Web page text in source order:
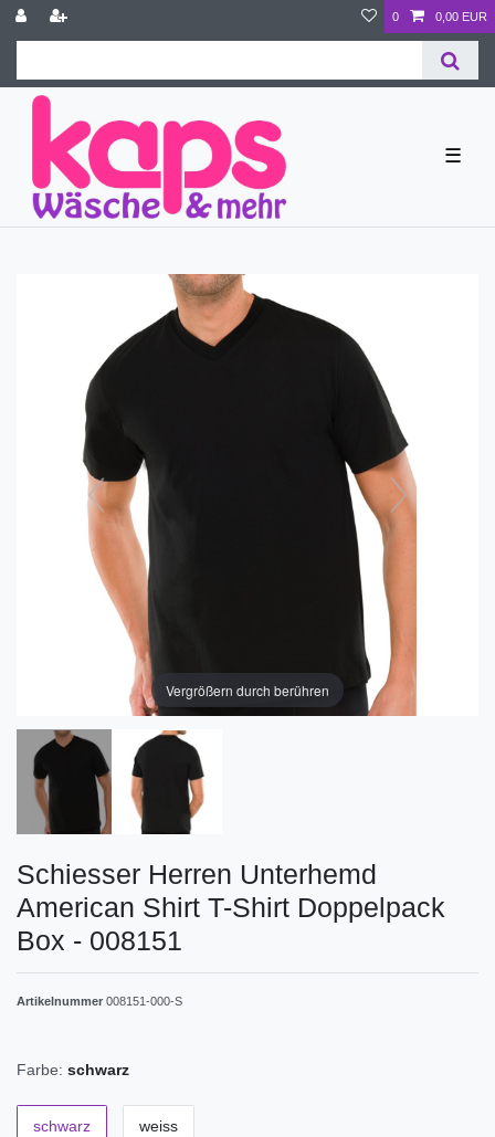
0 0,00 EUR
☰
Vergrößern durch berühren
Schiesser Herren Unterhemd
American Shirt T-Shirt Doppelpack
Box - 008151
Artikelnummer 008151-000-S
Farbe: schwarz
schwarz weiss